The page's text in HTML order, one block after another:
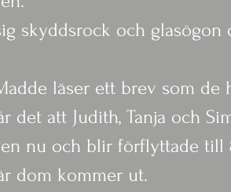
skyddsrock och
läser ett brev som de
det att Judith, Tanja och
nu och blir förflyttade till
dom kommer ut.